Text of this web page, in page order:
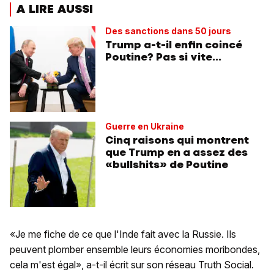
A LIRE AUSSI
Des sanctions dans 50 jours
Trump a-t-il enfin coincé
Poutine? Pas si vite...
Guerre en Ukraine
Cinq raisons qui montrent
que Trump en a assez des
«bullshits» de Poutine
«Je me fiche de ce que l'Inde fait avec la Russie. Ils
peuvent plomber ensemble leurs économies moribondes,
cela m'est égal», a-t-il écrit sur son réseau Truth Social.